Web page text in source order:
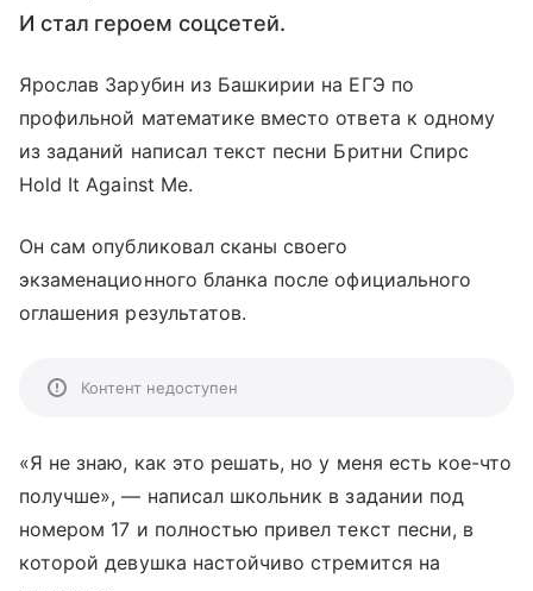
И стал героем соцсетей.
Ярослав Зарубин из Башкирии на ЕГЭ по
профильной математике вместо ответа к одному
из заданий написал текст песни Бритни Спирс
Hold It Against Me.
Он сам опубликовал сканы своего
экзаменационного бланка после официального
оглашения результатов.
Контент недоступен
«Я не знаю, как это решать, но у меня есть кое-что
получше», — написал школьник в задании под
номером 17 и полностью привел текст песни, в
которой девушка настойчиво стремится на